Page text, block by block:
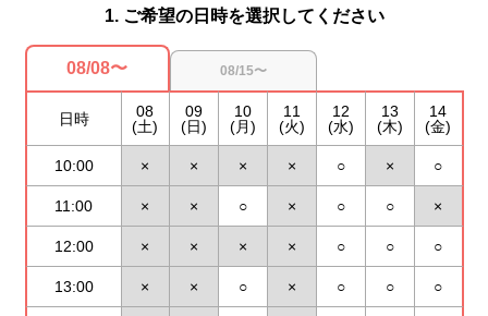
1. ご希望の日時を選択してください
08/08〜 08/15〜
日時
08
(土)
09
(日)
10
(月)
11
(火)
12
(水)
13
(木)
14
(金)
10:00 × × × × ○ × ○
11:00 × × ○ × ○ ○ ×
12:00 × × × × ○ ○ ○
13:00 × × ○ × ○ ○ ○